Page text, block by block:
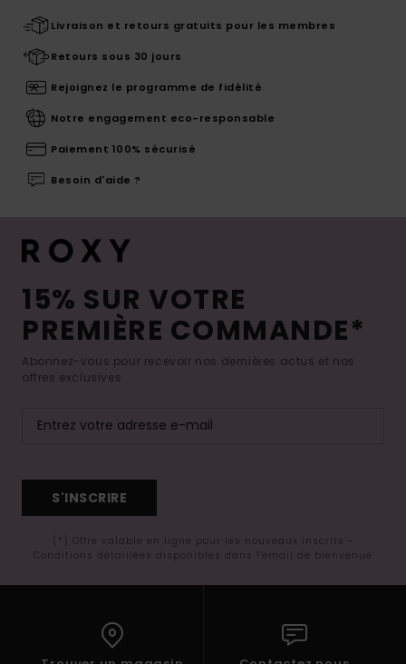
Livraison et retours gratuits pour les membres
Retours sous 30 jours
Rejoignez le programme de fidélité
Notre engagement eco-responsable
Paiement 100% sécurisé
Besoin d'aide ?
15% SUR VOTRE
PREMIÈRE COMMANDE*
Abonnez-vous pour recevoir nos dernières actus et nos
offres exclusives.
S'INSCRIRE
(*) Offre valable en ligne pour les nouveaux inscrits -
Conditions détaillées disponibles dans l'email de bienvenue